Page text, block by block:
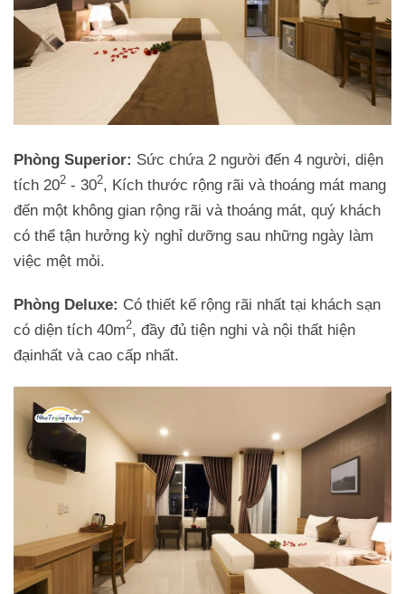
Phòng Superior: Sức chứa 2 người đến 4 người, diện
tích 202 - 302, Kích thước rộng rãi và thoáng mát mang
đến một không gian rộng rãi và thoáng mát, quý khách
có thể tận hưởng kỳ nghỉ dưỡng sau những ngày làm
việc mệt mỏi.
Phòng Deluxe: Có thiết kế rộng rãi nhất tại khách sạn
có diện tích 40m2, đầy đủ tiện nghi và nội thất hiện
đạinhất và cao cấp nhất.